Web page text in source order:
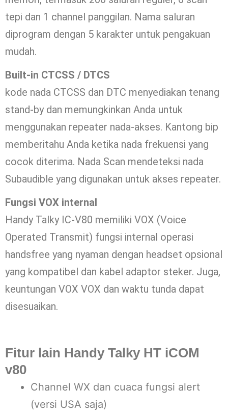
tepi dan 1 channel panggilan. Nama saluran
diprogram dengan 5 karakter untuk pengakuan
mudah.
Built-in CTCSS / DTCS
kode nada CTCSS dan DTC menyediakan tenang
stand-by dan memungkinkan Anda untuk
menggunakan repeater nada-akses. Kantong bip
memberitahu Anda ketika nada frekuensi yang
cocok diterima. Nada Scan mendeteksi nada
Subaudible yang digunakan untuk akses repeater.
Fungsi VOX internal
Handy Talky IC-V80 memiliki VOX (Voice
Operated Transmit) fungsi internal operasi
handsfree yang nyaman dengan headset opsional
yang kompatibel dan kabel adaptor steker. Juga,
keuntungan VOX VOX dan waktu tunda dapat
disesuaikan.
Fitur lain Handy Talky HT iCOM
v80
Channel WX dan cuaca fungsi alert
(versi USA saja)